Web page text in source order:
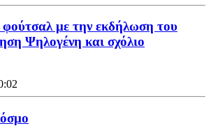
φούτσαλ με την εκδήλωση του
Ψηλογένη και σχόλιο